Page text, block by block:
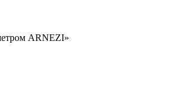
ARNEZI»